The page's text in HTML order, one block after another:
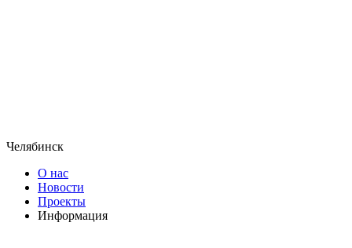
Челябинск
О нас
Новости
Проекты
Информация